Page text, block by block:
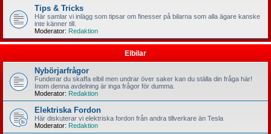
Tips & Tricks
Här samlar vi inlägg som tipsar om finesser på bilarna som alla ägare kanske
inte känner till.
Moderator: Redaktion
Elbilar
Nybörjarfrågor
Funderar du skaffa elbil men undrar över saker kan du ställa din fråga här!
Inom denna avdelning är inga frågor för dumma.
Moderator: Redaktion
Elektriska Fordon
Här diskuterar vi elektriska fordon från andra tillverkare än Tesla
Moderator: Redaktion